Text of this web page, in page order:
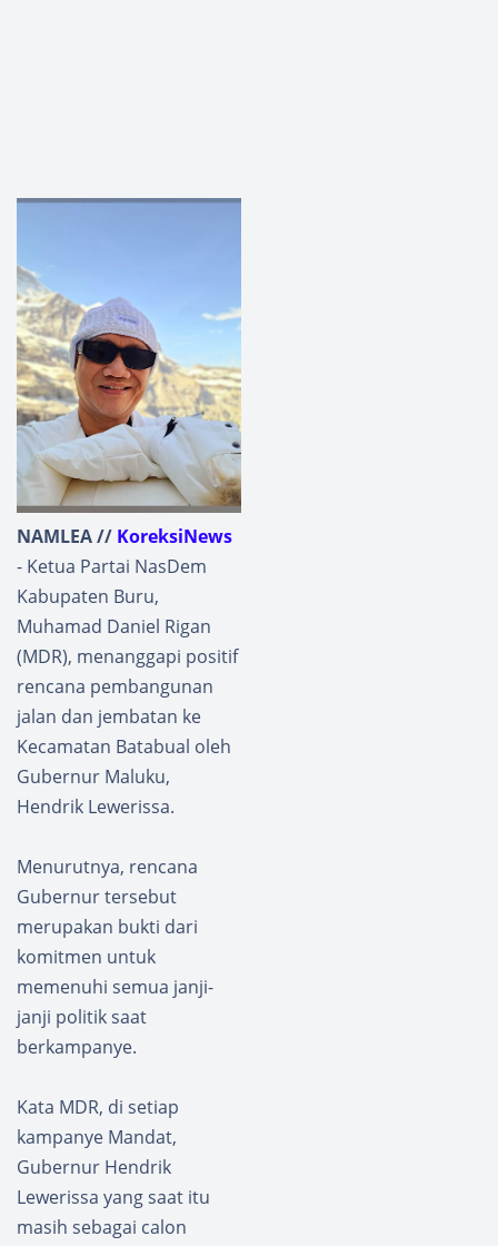
NAMLEA // KoreksiNews
- Ketua Partai NasDem
Kabupaten Buru,
Muhamad Daniel Rigan
(MDR), menanggapi positif
rencana pembangunan
jalan dan jembatan ke
Kecamatan Batabual oleh
Gubernur Maluku,
Hendrik Lewerissa.
Menurutnya, rencana
Gubernur tersebut
merupakan bukti dari
komitmen untuk
memenuhi semua janji-
janji politik saat
berkampanye.
Kata MDR, di setiap
kampanye Mandat,
Gubernur Hendrik
Lewerissa yang saat itu
masih sebagai calon